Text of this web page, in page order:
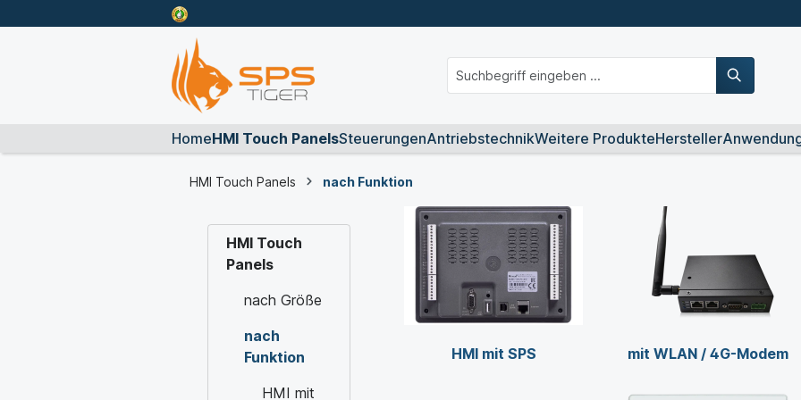
HomeHMI Touch PanelsSteuerungenAntriebstechnikWeitere ProdukteHersteller
HMI Touch Panels nach Funktion
HMI Touch
Panels
nach Größe
nach
Funktion
HMI mit
HMI mit SPS mit WLAN / 4G-Modem